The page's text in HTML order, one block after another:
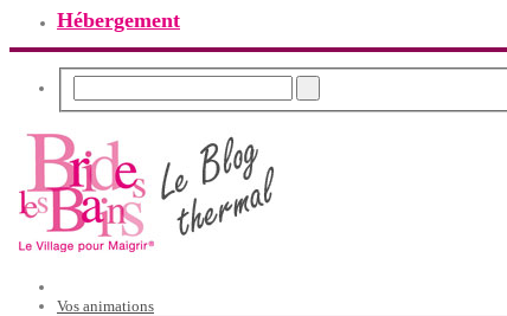
Hébergement
Vos animations